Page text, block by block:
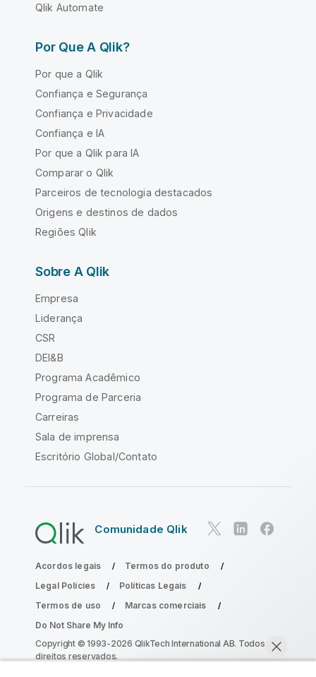
Qlik Automate
Por Que A Qlik?
Por que a Qlik
Confiança e Segurança
Confiança e Privacidade
Confiança e IA
Por que a Qlik para IA
Comparar o Qlik
Parceiros de tecnologia destacados
Origens e destinos de dados
Regiões Qlik
Sobre A Qlik
Empresa
Liderança
CSR
DEI&B
Programa Acadêmico
Programa de Parceria
Carreiras
Sala de imprensa
Escritório Global/Contato
Comunidade Qlik
Acordos legais
Termos do produto
Legal Policies
Políticas Legais
Termos de uso
Marcas comerciais
Do Not Share My Info
Copyright © 1993-2026 QlikTech International AB. Todos os
direitos reservados.